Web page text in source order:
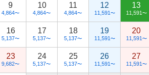
9
4,864〜
10
4,864〜
11
4,864〜
12
11,591〜
13
11,591〜
16
5,137〜
17
5,137〜
18
5,137〜
19
11,591〜
20
11,591〜
23
9,682〜
24
5,137〜
25
5,137〜
26
11,591〜
27
11,591〜